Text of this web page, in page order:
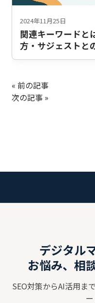
2024年11月25日
関連キーワードと
方・サジェストと
« 前の記事
次の記事 »
デジタル
お悩み、相
SEO対策からAI活用ま
ー